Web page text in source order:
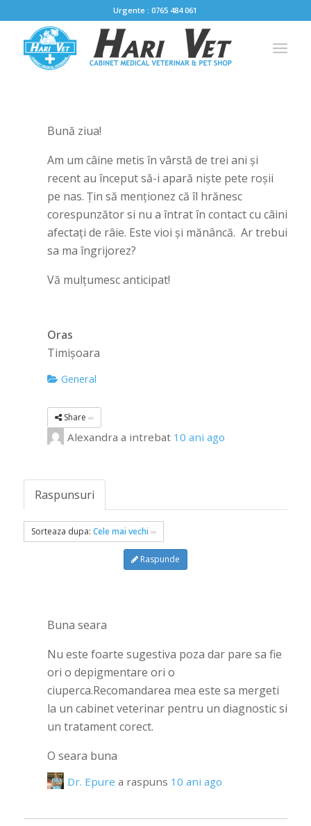
Urgente : 0765 484 061
Bună ziua!
Am um câine metis în vârstă de trei ani și
recent au început să-i apară niște pete roșii
pe nas. Țin să menționez că îl hrănesc
corespunzător si nu a întrat în contact cu câini
afectați de râie. Este vioi și mănâncă. Ar trebui
sa ma îngrijorez?
Vă mulțumesc anticipat!
Oras
Timișoara
General
Share
Alexandra a intrebat 10 ani ago
Raspunsuri
Sorteaza dupa: Cele mai vechi
Raspunde
Buna seara
Nu este foarte sugestiva poza dar pare sa fie
ori o depigmentare ori o
ciuperca.Recomandarea mea este sa mergeti
la un cabinet veterinar pentru un diagnostic si
un tratament corect.
O seara buna
Dr. Epure a raspuns 10 ani ago